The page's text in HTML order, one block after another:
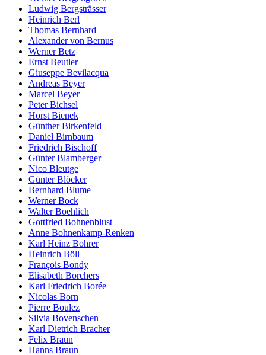
Ludwig Bergsträsser
Heinrich Berl
Thomas Bernhard
Alexander von Bernus
Werner Betz
Ernst Beutler
Giuseppe Bevilacqua
Andreas Beyer
Marcel Beyer
Peter Bichsel
Horst Bienek
Günther Birkenfeld
Daniel Birnbaum
Friedrich Bischoff
Günter Blamberger
Nico Bleutge
Günter Blöcker
Bernhard Blume
Werner Bock
Walter Boehlich
Gottfried Bohnenblust
Anne Bohnenkamp-Renken
Karl Heinz Bohrer
Heinrich Böll
François Bondy
Elisabeth Borchers
Karl Friedrich Borée
Nicolas Born
Pierre Boulez
Silvia Bovenschen
Karl Dietrich Bracher
Felix Braun
Hanns Braun